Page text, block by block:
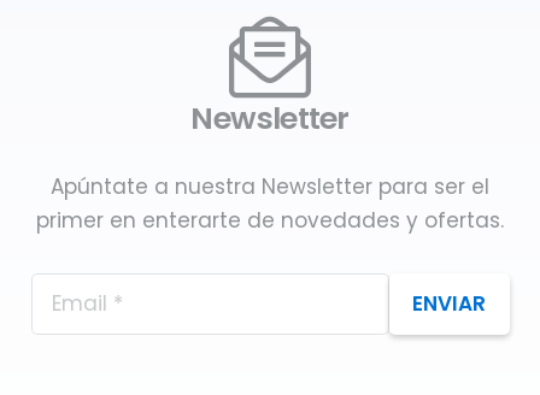
Newsletter
Apúntate a nuestra Newsletter para ser el
primer en enterarte de novedades y ofertas.
ENVIAR